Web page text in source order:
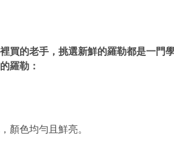
買的老手，挑選新鮮的羅勒都是一門
羅勒：
顏色均勻且鮮亮。